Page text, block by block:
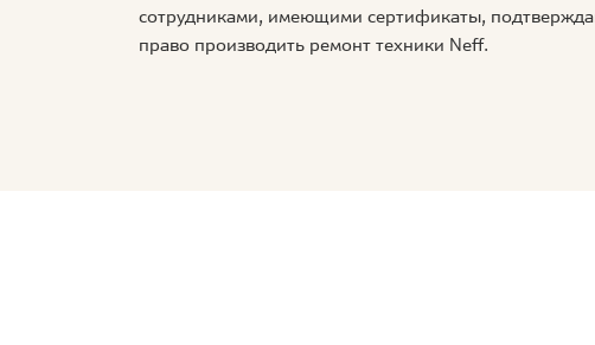
сотрудниками, имеющими сертификаты,
право производить ремонт техники Neff.